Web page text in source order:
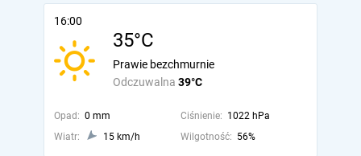
16:00
35°C
Odczuwalna 39°C
Prawie bezchmurnie
Opad: 0 mm Ciśnienie: 1022 hPa
Wiatr:
15 km/h Wilgotność: 56%